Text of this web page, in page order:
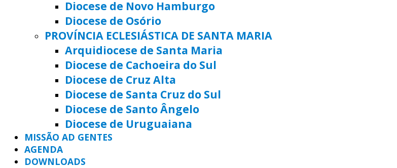
Diocese de Novo Hamburgo
Diocese de Osório
PROVÍNCIA ECLESIÁSTICA DE SANTA MARIA
Arquidiocese de Santa Maria
Diocese de Cachoeira do Sul
Diocese de Cruz Alta
Diocese de Santa Cruz do Sul
Diocese de Santo Ângelo
Diocese de Uruguaiana
MISSÃO AD GENTES
AGENDA
DOWNLOADS